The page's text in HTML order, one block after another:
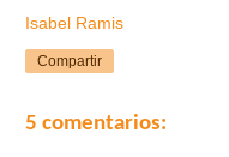
Isabel Ramis
Compartir
5 comentarios: